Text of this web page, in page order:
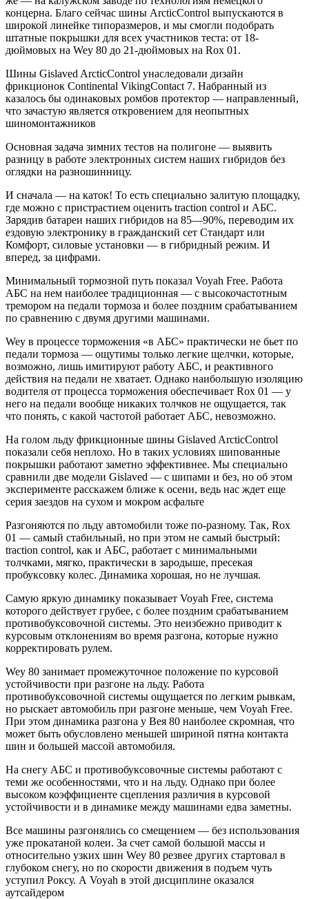
концерна. Благо сейчас шины ArcticControl выпускаются в
широкой линейке типоразмеров, и мы смогли подобрать
штатные покрышки для всех участников теста: от 18-
дюймовых на Wey 80 до 21-дюймовых на Rox 01.
Шины Gislaved ArcticControl унаследовали дизайн
фрикционок Continental VikingContact 7. Набранный из
казалось бы одинаковых ромбов протектор — направленный,
что зачастую является откровением для неопытных
шиномонтажников
Основная задача зимних тестов на полигоне — выявить
разницу в ­работе электронных систем наших гибридов без
оглядки на разношинницу.
И сначала — на каток! То есть специально залитую площадку,
где можно с пристрастием оценить traction control и АБС.
Зарядив батареи наших гибридов на 85—90%, переводим их
ездовую электронику в гражданский сет Стандарт или
Комфорт, силовые установки — в гибридный режим. И
вперед, за цифрами.
Минимальный тормозной путь показал Voyah Free. Работа
АБС на нем наиболее традиционная — с высокочастотным
тремором на педали тормоза и более поздним срабатыванием
по сравнению с двумя другими машинами.
Wey в процессе торможения «в АБС» практически не бьет по
педали тормоза — ощутимы только легкие щелчки, которые,
возможно, лишь имитируют работу АБС, и реактивного
действия на педали не хватает. Однако наибольшую изоляцию
водителя от процесса торможения обеспечивает Rox 01 — у
него на педали вообще никаких толчков не ощущается, так
что понять, с какой частотой работает АБС, невозможно.
На голом льду фрикционные шины Gislaved ArcticControl
показали себя неплохо. Но в таких условиях шипованные
покрышки работают заметно эффективнее. Мы специально
сравнили две модели Gislaved — с шипами и без, но об этом
эксперименте расскажем ближе к осени, ведь нас ждет еще
серия заездов на сухом и мокром асфальте
Разгоняются по льду автомобили тоже по-разному. Так, Rox
01 — самый стабильный, но при этом не самый быстрый:
traction control, как и АБС, работает с минимальными
толчками, мягко, практически в зародыше, пресекая
пробуксовку колес. Динамика хорошая, но не лучшая.
Самую яркую динамику показывает Voyah Free, система
которого действует грубее, с более поздним срабатыванием
противобуксовочной системы. Это неизбежно приводит к
курсовым отклонениям во время разгона, которые нужно
корректировать рулем.
Wey 80 занимает промежуточное положение по курсовой
устойчивости при разгоне на льду. Работа
противобуксовочной системы ощущается по легким рывкам,
но рыскает автомобиль при разгоне меньше, чем Voyah Free.
При этом динамика разгона у Вея 80 наиболее скромная, что
может быть обусловлено меньшей шириной пятна контакта
шин и большей массой автомобиля.
На снегу АБС и противобуксовочные системы работают с
теми же особенностями, что и на льду. Однако при более
высоком коэффициенте сцепления различия в курсовой
устойчивости и в динамике между машинами едва заметны.
Все машины разгонялись со смещением — без использования
уже прокатаной колеи. За счет самой большой массы и
относительно узких шин Wey 80 резвее других стартовал в
глубоком снегу, но по скорости движения в подъем чуть
уступил Роксу. А Voyah в этой дисциплине оказался
аутсайдером